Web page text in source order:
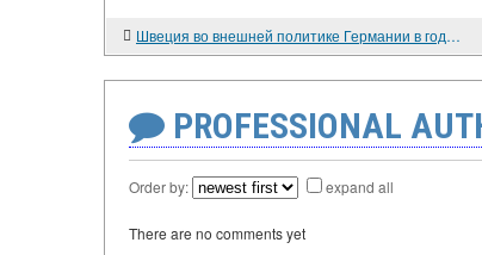
Швеция во внешней политике Германии в годы первой мировой войны
PROFESSIONAL
Order by: expand all
There are no comments yet